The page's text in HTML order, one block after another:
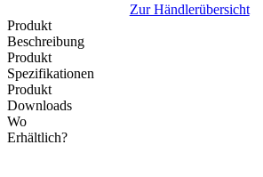
Zur Händlerübersicht
Produkt
Beschreibung
Produkt
Spezifikationen
Produkt
Downloads
Wo
Erhältlich?